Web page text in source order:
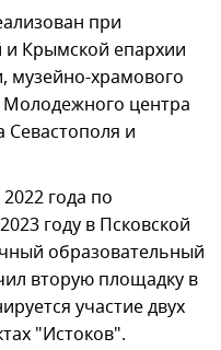
при
Крымской епархии
музейно-храмового
центра
Севастополя и
года по
году в Псковской
образовательный
вторую площадку в
участие двух
"Истоков".